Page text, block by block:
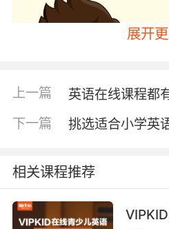
展开
上一篇 英语在线课程都
下一篇 挑选适合小学英
相关课程推荐